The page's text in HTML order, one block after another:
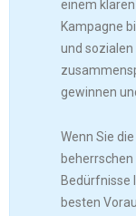
einem
Kampagne
und
gewinnen
Wenn Sie
Bedürfnisse
besten